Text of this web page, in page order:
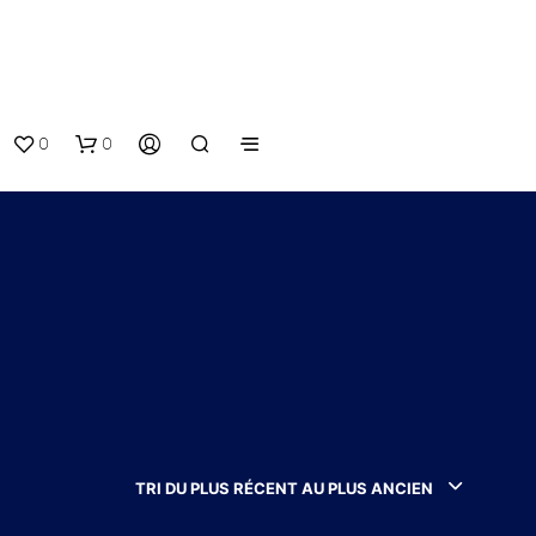
0 0
R
TRI DU PLUS RÉCENT AU PLUS ANCIEN